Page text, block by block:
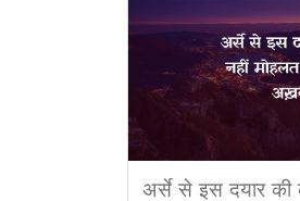
अर्से से इस दयार की